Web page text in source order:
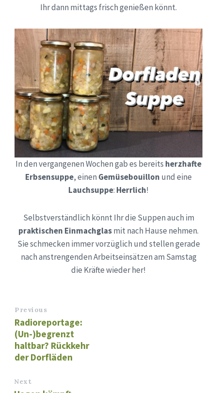
Ihr dann mittags frisch genießen könnt.
In den vergangenen Wochen gab es bereits herzhafte
Erbsensuppe, einen Gemüsebouillon und eine
Lauchsuppe: Herrlich!
Selbstverständlich könnt Ihr die Suppen auch im
praktischen Einmachglasmit nach Hause nehmen.
Sie schmecken immer vorzüglich und stellen gerade
nach anstrengenden Arbeitseinsätzen am Samstag
die Kräfte wieder her!
Previous
Radioreportage:
(Un-)begrenzt
haltbar? Rückkehr
der Dorfläden
Next